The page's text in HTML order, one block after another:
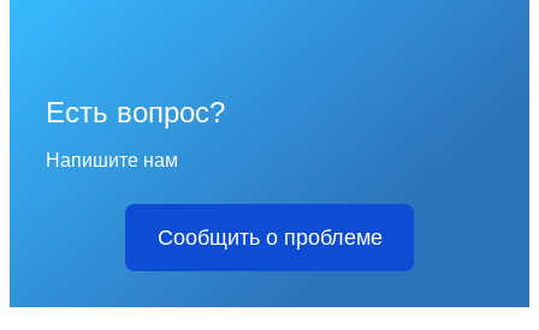
Есть вопрос?
Напишите нам
Сообщить о проблеме